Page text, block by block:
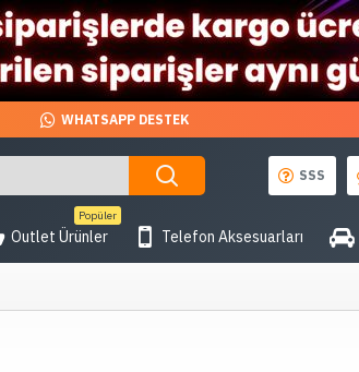
WHATSAPP DESTEK
SSS
Outlet Ürünler
Popüler
Telefon Aksesuarları